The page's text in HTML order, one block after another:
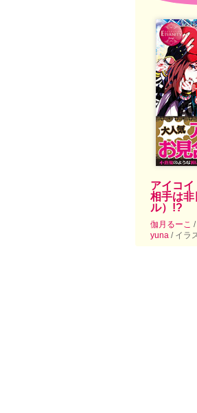
アイコ
相手は非
ル）!?
伽月るーこ
yuna / イラ